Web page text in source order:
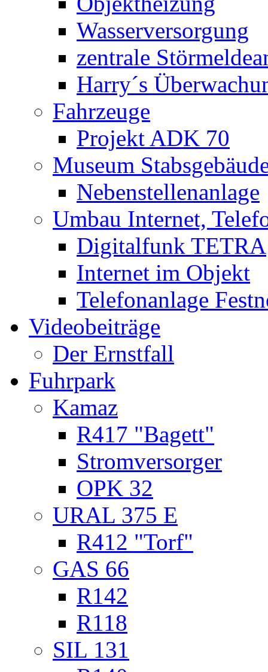
Wasserversorgung
zentrale
Harry´s
Fahrzeuge
Projekt ADK 70
Museum
Nebenstellenanlage
Umbau Internet,
Digitalfunk TETRA
Internet im Objekt
Telefonanlage
Videobeiträge
Der Ernstfall
Fuhrpark
Kamaz
R417 "Bagett"
Stromversorger
OPK 32
URAL 375 E
R412 "Torf"
GAS 66
R142
R118
SIL 131